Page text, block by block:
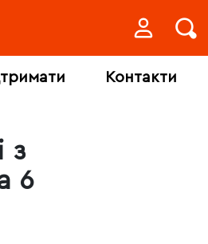
Контакти
з
6